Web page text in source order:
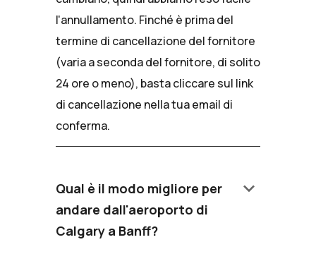
l'annullamento. Finché è prima del
termine di cancellazione del fornitore
(varia a seconda del fornitore, di solito
24 ore o meno), basta cliccare sul link
di cancellazione nella tua email di
conferma.
Qual è il modo migliore per
andare dall'aeroporto di
Calgary a Banff?
keyboard_arrow_down